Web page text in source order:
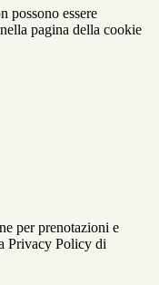
possono essere
pagina della cookie
per prenotazioni e
Privacy Policy di